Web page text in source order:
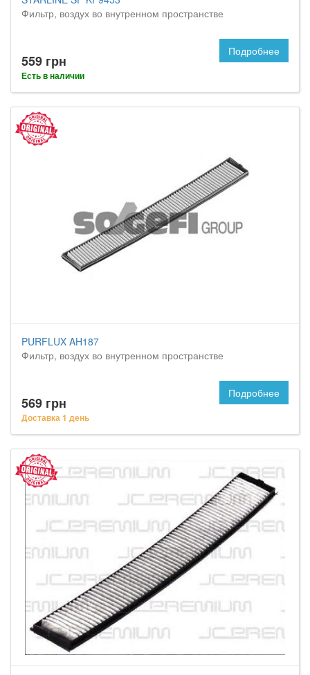
Фильтр, воздух во внутренном пространстве
559 грн
Есть в наличии
Подробнее
PURFLUX AH187
Фильтр, воздух во внутренном пространстве
569 грн
Доставка 1 день
Подробнее